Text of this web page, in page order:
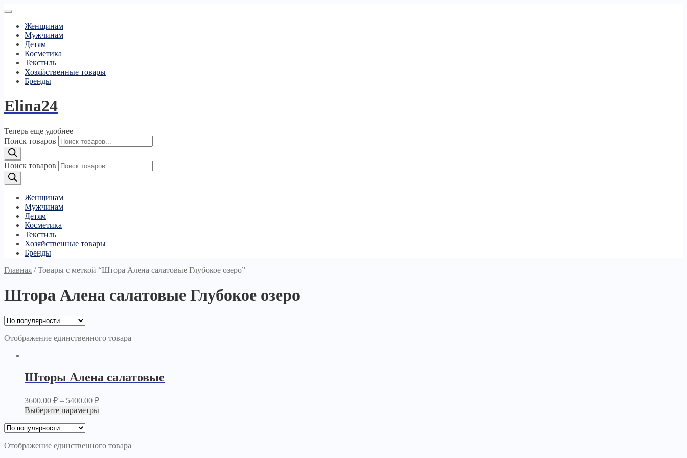
Женщинам
Мужчинам
Детям
Косметика
Текстиль
Хозяйственные товары
Бренды
Elina24
Теперь еще удобнее
Поиск товаров
Поиск товаров
Женщинам
Мужчинам
Детям
Косметика
Текстиль
Хозяйственные товары
Бренды
Главная /Товары с меткой “Штора Алена салатовые Глубокое озеро”
Штора Алена салатовые Глубокое озеро
Отображение единственного товара
Шторы Алена салатовые
3600.00 ₽ – 5400.00 ₽
Выберите параметры
Отображение единственного товара